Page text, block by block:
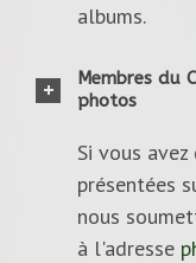
albums.
Membres du
photos
Si vous
présentées
nous
à l'adresse